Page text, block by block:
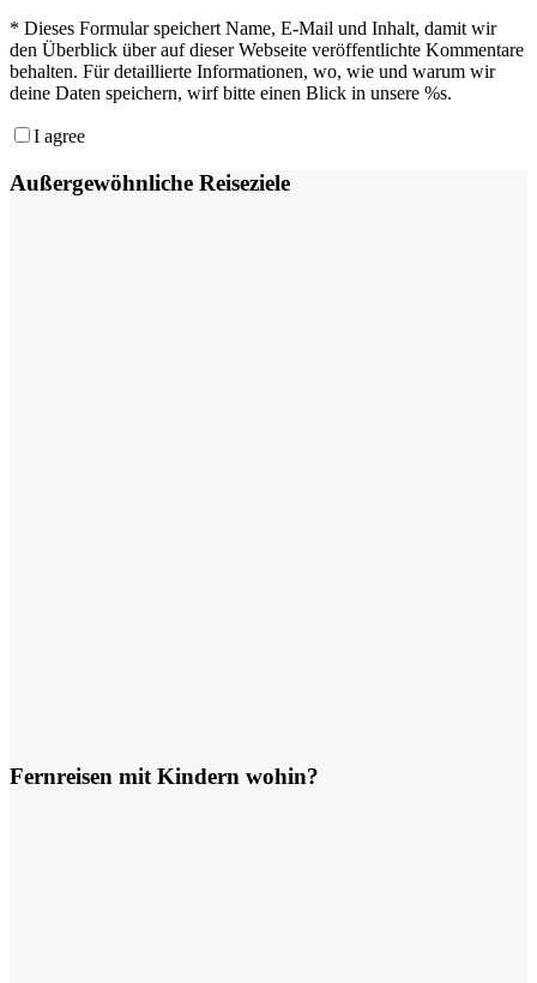
* Dieses Formular speichert Name, E-Mail und Inhalt, damit wir
den Überblick über auf dieser Webseite veröffentlichte Kommentare
behalten. Für detaillierte Informationen, wo, wie und warum wir
deine Daten speichern, wirf bitte einen Blick in unsere %s.
I agree
Außergewöhnliche Reiseziele
Fernreisen mit Kindern wohin?